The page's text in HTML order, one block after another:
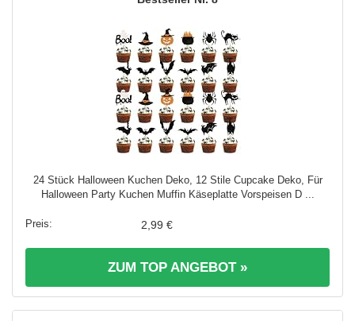
24 Stück Halloween Kuchen Deko, 12 Stile Cupcake Deko, Für
Halloween Party Kuchen Muffin Käseplatte Vorspeisen D ...
2,99 €
ZUM TOP ANGEBOT »